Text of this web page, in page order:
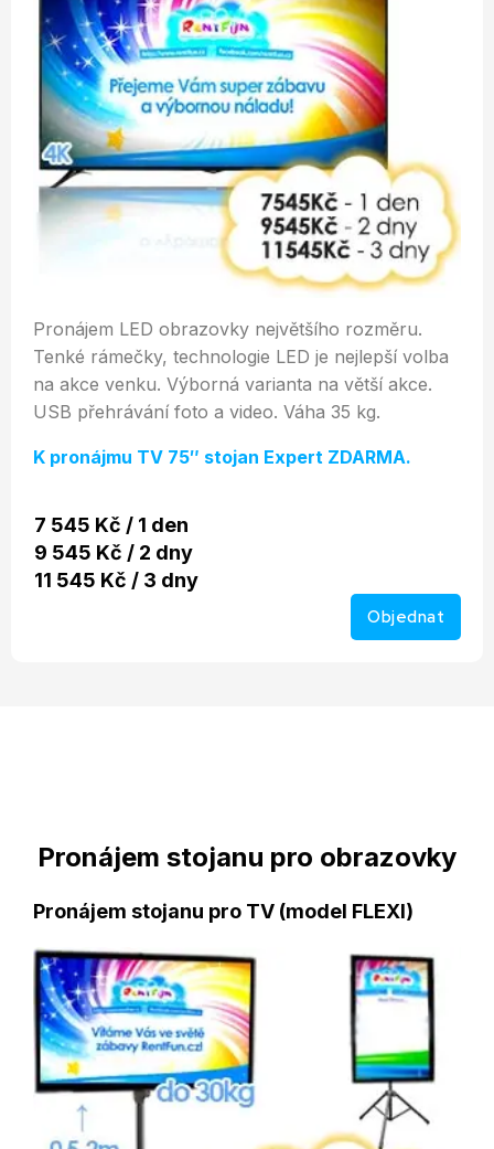
Pronájem LED obrazovky největšího rozměru.
Tenké rámečky, technologie LED je nejlepší volba
na akce venku. Výborná varianta na větší akce.
USB přehrávání foto a video. Váha 35 kg.
K pronájmu TV 75″ stojan Expert ZDARMA.
7 545 Kč / 1 den
9 545 Kč / 2 dny
11 545 Kč / 3 dny
Objednat
Pronájem stojanu pro obrazovky
Pronájem stojanu pro TV (model FLEXI)